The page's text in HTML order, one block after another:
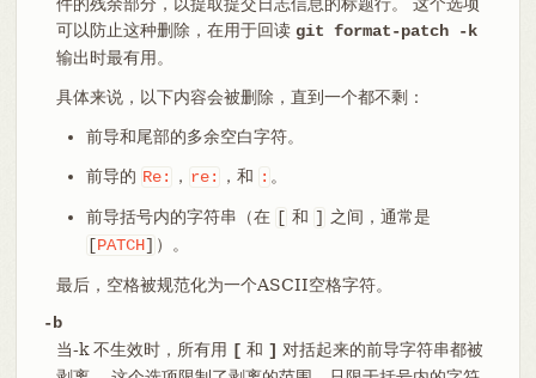
可以防止这种删除，在用于回读 git format-patch -k
输出时最有用。
具体来说，以下内容会被删除，直到一个都不剩：
前导和尾部的多余空白字符。
前导的 Re: ， re: ，和 : 。
前导括号内的字符串（在 [ 和 ] 之间，通常是
[PATCH] ）。
最后，空格被规范化为一个ASCII空格字符。
-b
当-k 不生效时，所有用
[ 和 ] 对括起来的前导字符串都被